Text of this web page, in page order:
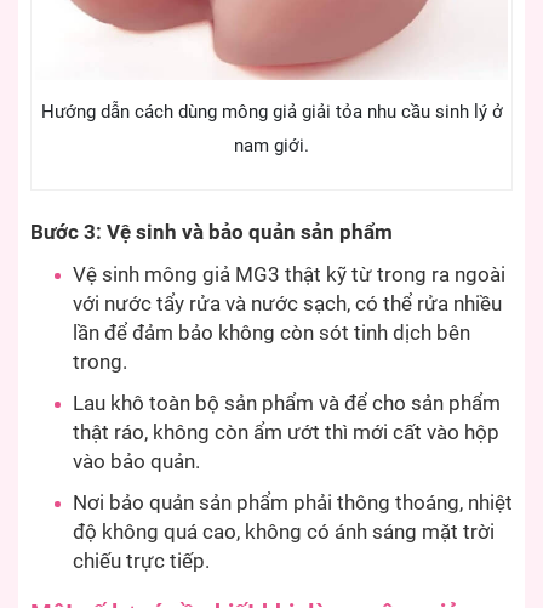
Hướng dẫn cách dùng mông giả giải tỏa nhu cầu sinh lý ở
nam giới.
Bước 3: Vệ sinh và bảo quản sản phẩm
Vệ sinh mông giả MG3 thật kỹ từ trong ra ngoài
với nước tẩy rửa và nước sạch, có thể rửa nhiều
lần để đảm bảo không còn sót tinh dịch bên
trong.
Lau khô toàn bộ sản phẩm và để cho sản phẩm
thật ráo, không còn ẩm ướt thì mới cất vào hộp
vào bảo quản.
Nơi bảo quản sản phẩm phải thông thoáng, nhiệt
độ không quá cao, không có ánh sáng mặt trời
chiếu trực tiếp.